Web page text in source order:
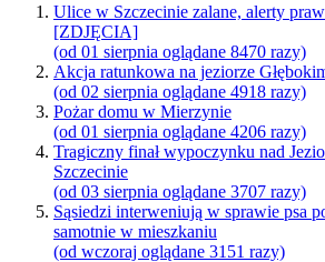
Ulice w Szczecinie zalane, alerty
[ZDJĘCIA]
(od 01 sierpnia oglądane 8470 razy)
Akcja ratunkowa na jeziorze
(od 02 sierpnia oglądane 4918 razy)
Pożar domu w Mierzynie
(od 01 sierpnia oglądane 4206 razy)
Tragiczny finał wypoczynku nad
Szczecinie
(od 03 sierpnia oglądane 3707 razy)
Sąsiedzi interweniują w sprawie psa
samotnie w mieszkaniu
(od wczoraj oglądane 3151 razy)